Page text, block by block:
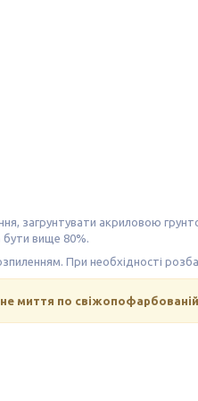
загрунтувати акриловою
бути вище 80%.
При необхідності
миття по свіжопофарбованій